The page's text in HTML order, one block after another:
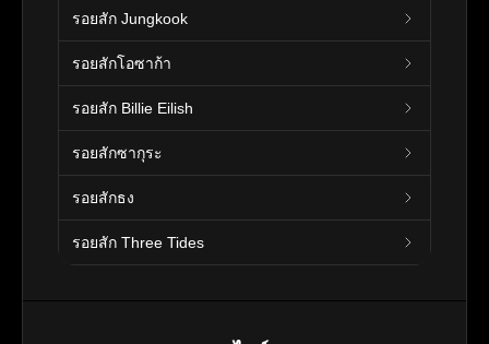
รอยสัก Jungkook
รอยสักโอซาก้า
รอยสัก Billie Eilish
รอยสักซากุระ
รอยสักธง
รอยสัก Three Tides